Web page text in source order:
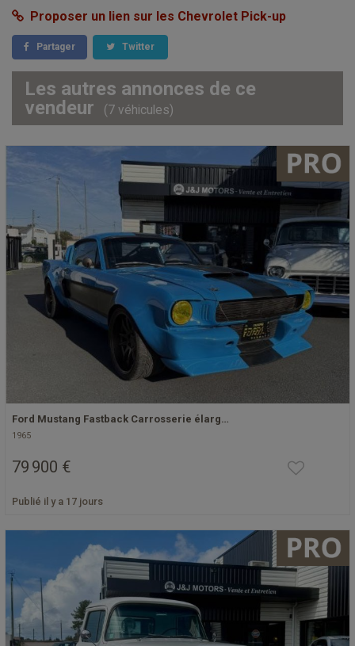
Proposer un lien sur les Chevrolet Pick-up
Partager Twitter
Les autres annonces de ce
vendeur
(7 véhicules)
Ford Mustang Fastback Carrosserie élarg…
1965
79 900 €
Publié il y a 17 jours